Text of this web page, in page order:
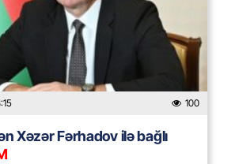
100
Xəzər Fərhadov ilə bağlı